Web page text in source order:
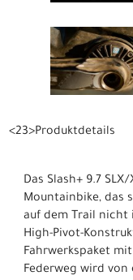
<23>Produktdetails
Das Slash+ 9.7
Mountainbike, das
auf dem Trail nicht
High-Pivot-
Fahrwerkspaket
Federweg wird von